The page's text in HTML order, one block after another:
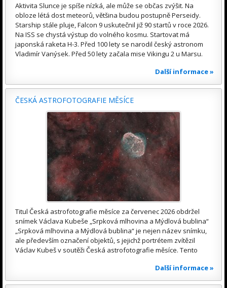
Aktivita Slunce je spíše nízká, ale může se občas zvýšit. Na
obloze létá dost meteorů, většina budou postupně Perseidy.
Starship stále pluje, Falcon 9 uskutečnil již 90 startů v roce 2026.
Na ISS se chystá výstup do volného kosmu. Startovat má
japonská raketa H-3. Před 100 lety se narodil český astronom
Vladimír Vanýsek. Před 50 lety začala mise Vikingu 2 u Marsu.
Další informace »
ČESKÁ ASTROFOTOGRAFIE MĚSÍCE
Titul Česká astrofotografie měsíce za červenec 2026 obdržel
snímek Václava Kubeše „Srpková mlhovina a Mýdlová bublina“
„Srpková mlhovina a Mýdlová bublina“ je nejen název snímku,
ale především označení objektů, s jejichž portrétem zvítězil
Václav Kubeš v soutěži Česká astrofotografie měsíce. Tento
Další informace »